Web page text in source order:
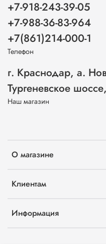
О магазине
Клиентам
Информация
+7-918-243-39-05
+7-988-36-83-964
+7(861)214-000-1
Телефон
г. Краснодар, а.
Тургеневское
Наш магазин